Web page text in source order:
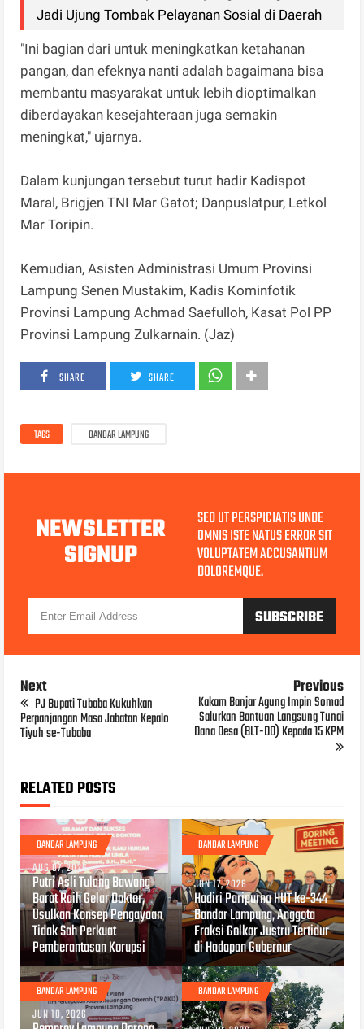
Jadi Ujung Tombak Pelayanan Sosial di Daerah
"Ini bagian dari untuk meningkatkan ketahanan
pangan, dan efeknya nanti adalah bagaimana bisa
membantu masyarakat untuk lebih dioptimalkan
diberdayakan kesejahteraan juga semakin
meningkat," ujarnya.
Dalam kunjungan tersebut turut hadir Kadispot
Maral, Brigjen TNI Mar Gatot; Danpuslatpur, Letkol
Mar Toripin.
Kemudian, Asisten Administrasi Umum Provinsi
Lampung Senen Mustakim, Kadis Kominfotik
Provinsi Lampung Achmad Saefulloh, Kasat Pol PP
Provinsi Lampung Zulkarnain. (Jaz)
SHARE SHARE
TAGS BANDAR LAMPUNG
NEWSLETTER
SIGNUP
SED UT PERSPICIATIS UNDE
OMNIS ISTE NATUS ERROR SIT
VOLUPTATEM ACCUSANTIUM
DOLOREMQUE.
Next
PJ Bupati Tubaba Kukuhkan
Perpanjangan Masa Jabatan Kepalo
Tiyuh se-Tubaba
Previous
Kakam Banjar Agung Impin Somad
Salurkan Bantuan Langsung Tunai
Dana Desa (BLT-DD) Kepada 15 KPM
RELATED POSTS
BANDAR LAMPUNG
AUG 07, 2026
Putri Asli Tulang Bawang
Barat Raih Gelar Doktor,
Usulkan Konsep Pengayaan
Tidak Sah Perkuat
Pemberantasan Korupsi
BANDAR LAMPUNG
JUN 17, 2026
Hadiri Paripurna HUT ke-344
Bandar Lampung, Anggota
Fraksi Golkar Justru Tertidur
di Hadapan Gubernur
BANDAR LAMPUNG
JUN 10, 2026
BANDAR LAMPUNG